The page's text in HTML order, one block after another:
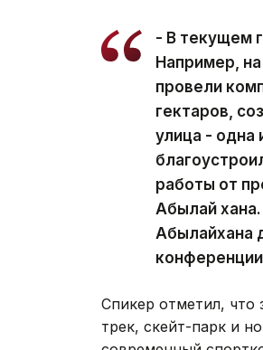
- В текущем
Например,
провели
гектаров,
улица - одна
работы от
Абылай
Абылайхана
Спикер отметил, что
трек, скейт-парк и